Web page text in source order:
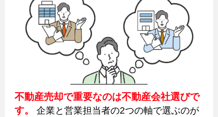
不動産売却で重要なのは不動産会社選びで
す。
企業と営業担当者の2つの軸で選ぶのが